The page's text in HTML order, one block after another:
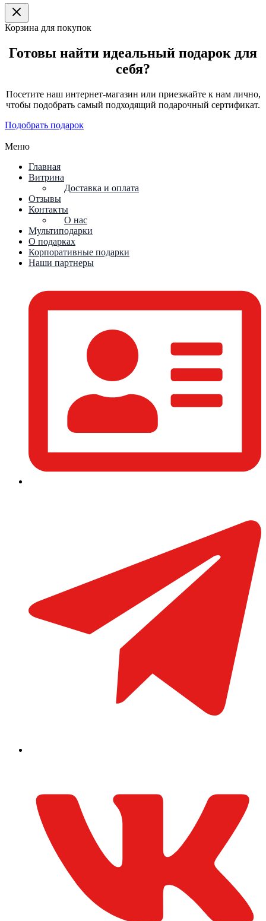
Корзина для покупок
Готовы найти идеальный подарок для
себя?
Посетите наш интернет-магазин или приезжайте к нам лично,
чтобы подобрать самый подходящий подарочный сертификат.
Подобрать подарок
Меню
Главная
Витрина
Доставка и оплата
Отзывы
Контакты
О нас
Мультиподарки
О подарках
Корпоративные подарки
Наши партнеры